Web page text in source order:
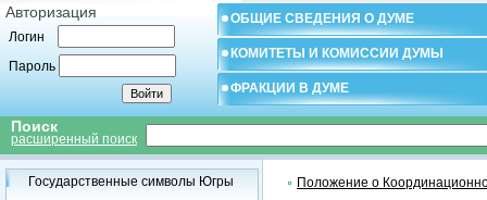
Авторизация
Логин
Пароль
ОБЩИЕ СВЕДЕНИЯ О ДУМЕ
КОМИТЕТЫ И КОМИССИИ ДУМЫ
ФРАКЦИИ В ДУМЕ
Поиск
расширенный поиск
Государственные символы Югры
Положение о